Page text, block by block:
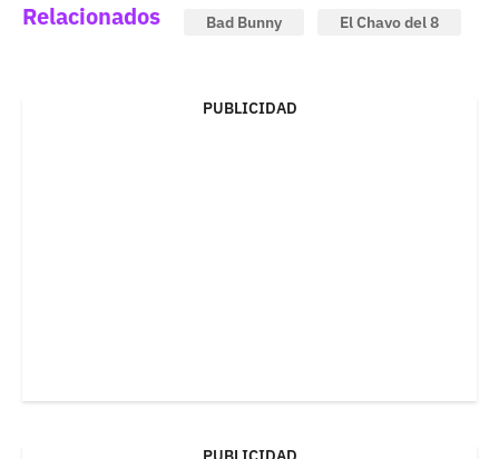
Relacionados Bad Bunny El Chavo del 8
PUBLICIDAD